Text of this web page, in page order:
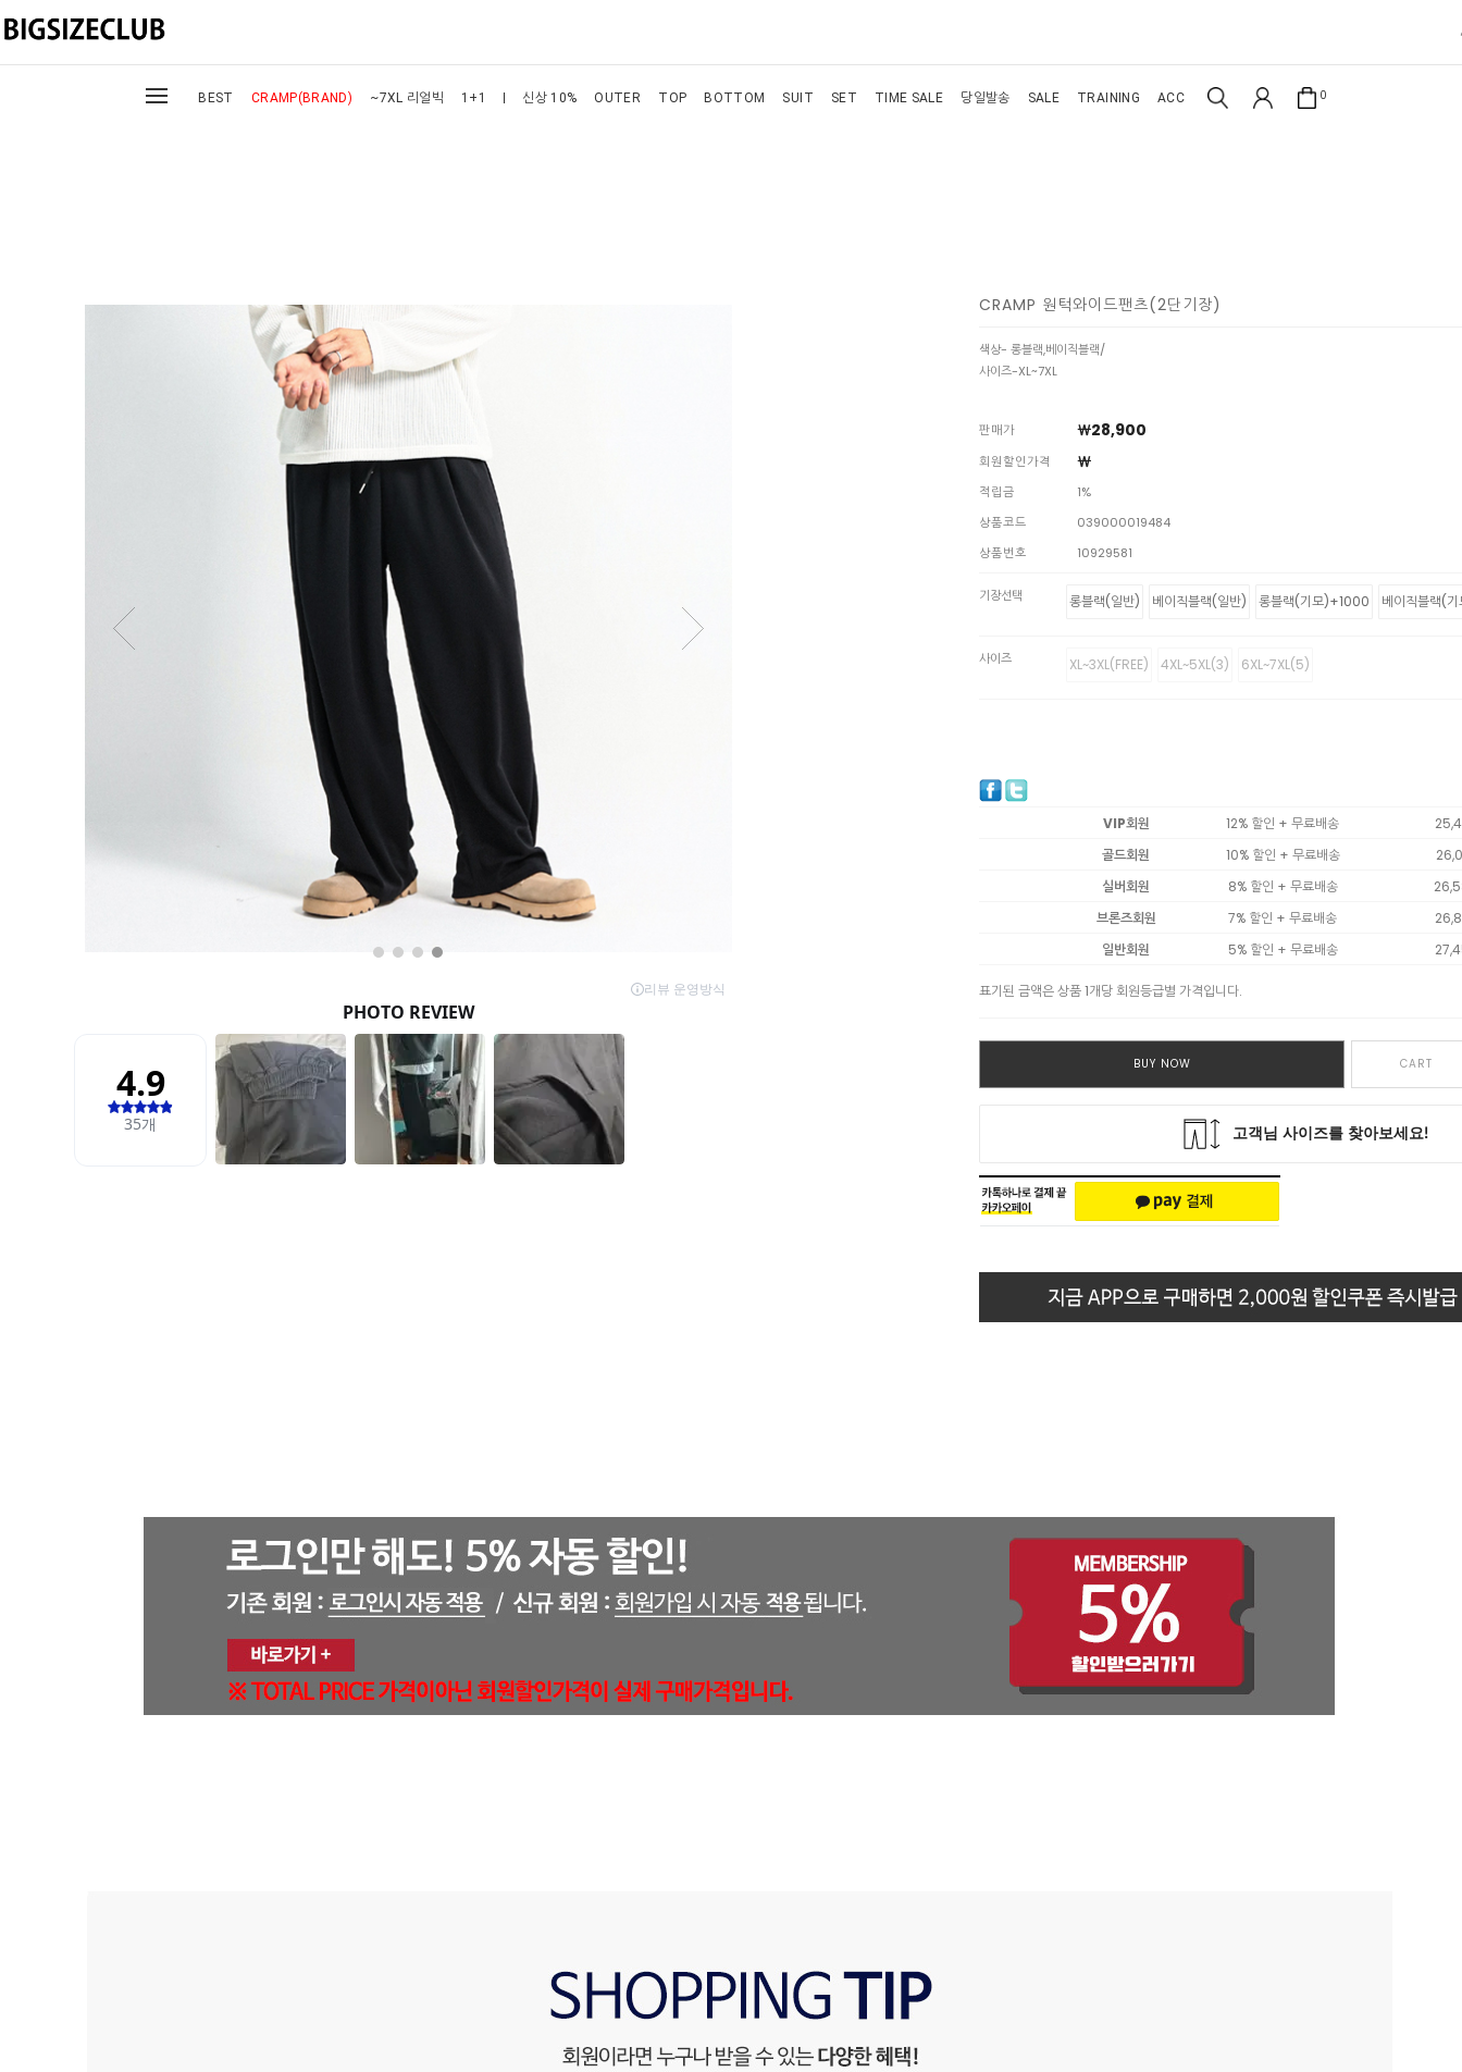
BEST CRAMP(BRAND) ~7XL 리얼빅 1+1 신상 10% OUTER TOP BOTTOM SUIT SET TIME SALE 당일발송 SALE TRAINING ACC 0
CRAMP 원턱와이드팬츠(2단기장)
색상- 롱블랙,베이직블랙/
사이즈-XL~7XL
판매가 ￦28,900
회원할인가격 ￦
적립금
1%
상품코드
039000019484
상품번호
10929581
기장선택 롱블랙(일반) 베이직블랙(일반) 롱블랙(기모)+1000 베이직블랙(
사이즈 XL~3XL(FREE) 4XL~5XL(3) 6XL~7XL(5)
VIP회원 12% 할인 + 무료배송
골드회원
10% 할인 + 무료배송
실버회원
8% 할인 + 무료배송
브론즈회원
7% 할인 + 무료배송
일반회원
5% 할인 + 무료배송
표기된 금액은 상품 1개당 회원등급별 가격입니다.
BUY NOW CART